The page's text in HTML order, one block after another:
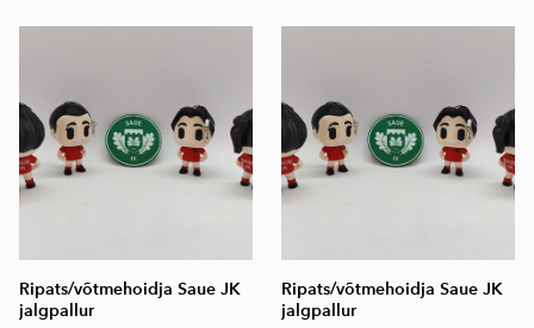
Ripats/võtmehoidja Saue JK
jalgpallur
Ripats/võtmehoidja Saue JK
jalgpallur